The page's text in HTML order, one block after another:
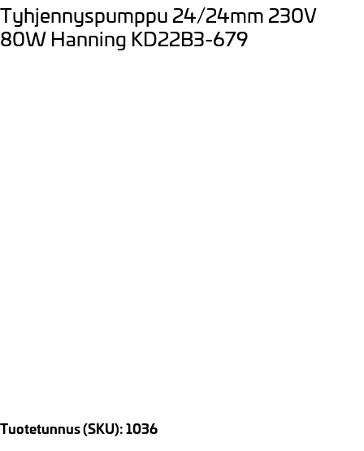
Tyhjennyspumppu 24/24mm 230V
80W Hanning KD22B3-679
Tuotetunnus (SKU): 1036